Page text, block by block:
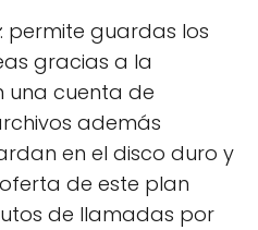
: permite guardas los
gracias a la
una cuenta de
además
en el disco duro y
oferta de este plan
de llamadas por